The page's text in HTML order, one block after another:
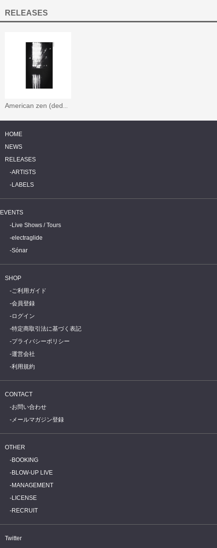
RELEASES
HOME
NEWS
RELEASES
ARTISTS
LABELS
EVENTS
Live Shows / Tours
electraglide
Sónar
SHOP
ご利用ガイド
会員登録
ログイン
特定商取引法に基づく表記
プライバシーポリシー
運営会社
利用規約
CONTACT
お問い合わせ
メールマガジン登録
OTHER
BOOKING
BLOW-UP LIVE
MANAGEMENT
LICENSE
RECRUIT
Twitter